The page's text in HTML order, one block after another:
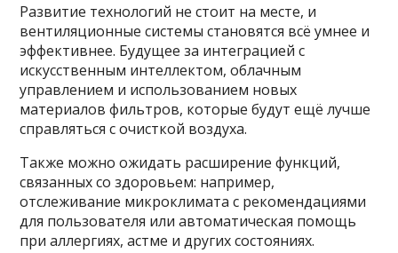
Развитие технологий не стоит на месте, и
вентиляционные системы становятся всё умнее и
эффективнее. Будущее за интеграцией с
искусственным интеллектом, облачным
управлением и использованием новых
материалов фильтров, которые будут ещё лучше
справляться с очисткой воздуха.
Также можно ожидать расширение функций,
связанных со здоровьем: например,
отслеживание микроклимата с рекомендациями
для пользователя или автоматическая помощь
при аллергиях, астме и других состояниях.